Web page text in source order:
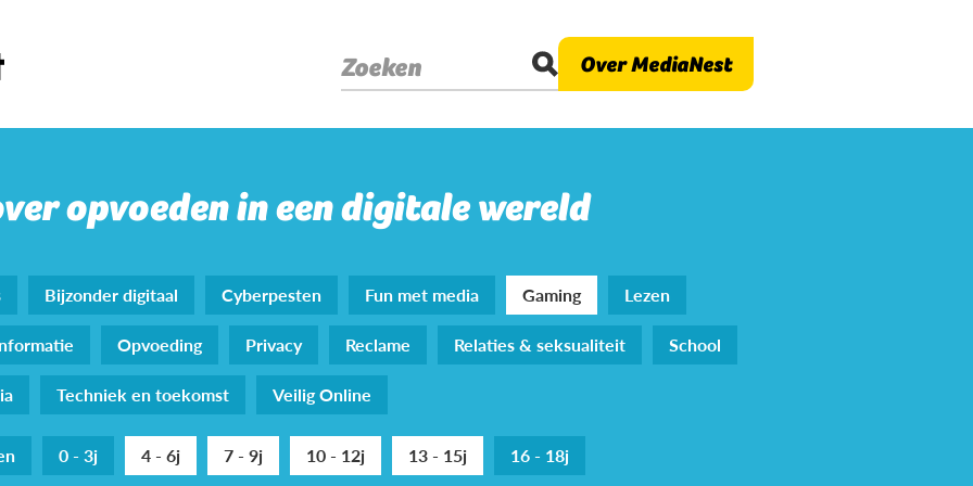
Zoeken Over MediaNest
opvoeden in een digitale wereld
Bijzonder digitaal Cyberpesten Fun met media Gaming
Lezen
Opvoeding Privacy Reclame Relaties & seksualiteit
School
Techniek en toekomst Veilig Online
0 - 3j 4 - 6j 7 - 9j 10 - 12j 13 - 15j 16 - 18j